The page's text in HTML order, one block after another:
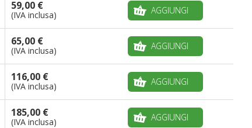
59,00 €
(IVA inclusa) AGGIUNGI
65,00 €
(IVA inclusa) AGGIUNGI
116,00 €
(IVA inclusa) AGGIUNGI
185,00 €
(IVA inclusa) AGGIUNGI